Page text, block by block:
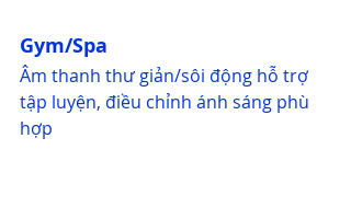
Gym/Spa
Âm thanh thư giản/sôi động hỗ trợ
tập luyện, điều chỉnh ánh sáng phù
hợp